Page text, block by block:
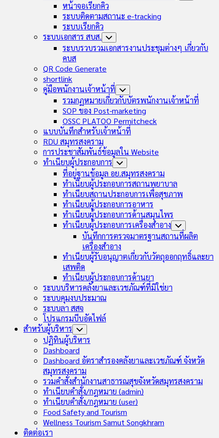
หน้าจอเรียกคิว
ระบบติดตามสถานะ e-tracking
ระบบเรียกคิว
ระบบเอกสาร สบส. Toggle
Child
Menu
ระบบรวบรวมเอกสารงานประชุมต่างๆ เกี่ยวกับ
คบส
QR Code Generate
shortlink
คู่มือพนักงานเจ้าหน้าที่ Toggle
Child
Menu
รวมกฏหมายเกี่ยวกับบัตรพนักงานเจ้าหน้าที่
SOP ของ Post-marketing
OSSC PLATOO Permitcheck
แบบบันทึกสำหรับเจ้าหน้าที่
RDU สมุทรสงคราม
การประชาสัมพันธ์ข้อมูลใน Website
ทำเนียบผู้ประกอบการ Toggle
Child
Menu
ที่อยู่ฐานข้อมูล อย.สมุทรสงคราม
ทำเนียบผู้ประกอบการสถานพยาบาล
ทำเนียบสถานประกอบการเพื่อสุขภาพ
ทำเนียบผู้ประกอบการอาหาร
ทำเนียบผู้ประกอบการด้านสมุนไพร
ทำเนียบผู้ประกอบการเครื่องสำอาง Toggle
Child
Menu
บันทึกการตรวจมาตรฐานสถานที่ผลิต
เครื่องสำอาง
ทำเนียบผู้รับอนุญาตเกี่ยวกับวัตถุออกฤทธิ์และยา
เสพติด
ทำเนียบผู้ประกอบการด้านยา
ระบบบริหารคลังยาและเวชภัณฑ์ที่มิใช่ยา
ระบบคุมงบประมาณ
ระบบลา สสจ
โปรแกรมบีบอัดไฟล์
สำหรับผู้บริหาร Toggle
Child
Menu
ปฏิทินผู้บริหาร
Dashboard
Dashboard อัตราสำรองคลังยาและเวชภัณฑ์ จังหวัด
สมุทรสงคราม
รวมคำสั่งสำนักงานสาธารณสุขจังหวัดสมุทรสงคราม
ทำเนียบคำสั่ง/กฎหมาย (admin)
ทำเนียบคำสั่ง/กฎหมาย (user)
Food Safety and Tourism
Wellness Tourism Samut Songkhram
ติดต่อเรา